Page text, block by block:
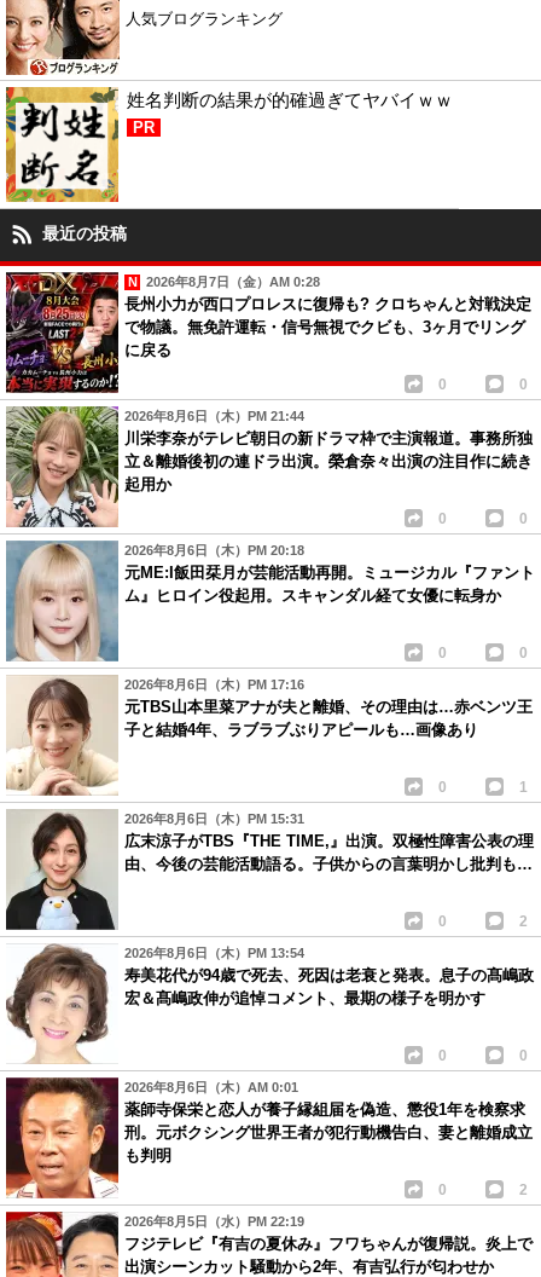
人気ブログランキング
姓名判断の結果が的確過ぎてヤバイｗｗ
PR
最近の投稿
2026年8月7日（金）AM 0:28
長州小力が西口プロレスに復帰も? クロちゃんと対戦決定
で物議。無免許運転・信号無視でクビも、3ヶ月でリング
に戻る
0 0
2026年8月6日（木）PM 21:44
川栄李奈がテレビ朝日の新ドラマ枠で主演報道。事務所独
立＆離婚後初の連ドラ出演。榮倉奈々出演の注目作に続き
起用か
0 0
2026年8月6日（木）PM 20:18
元ME:I飯田栞月が芸能活動再開。ミュージカル『ファント
ム』ヒロイン役起用。スキャンダル経て女優に転身か
0 0
2026年8月6日（木）PM 17:16
元TBS山本里菜アナが夫と離婚、その理由は…赤ベンツ王
子と結婚4年、ラブラブぶりアピールも…画像あり
0 1
2026年8月6日（木）PM 15:31
広末涼子がTBS『THE TIME,』出演。双極性障害公表の理
由、今後の芸能活動語る。子供からの言葉明かし批判も…
0 2
2026年8月6日（木）PM 13:54
寿美花代が94歳で死去、死因は老衰と発表。息子の髙嶋政
宏＆髙嶋政伸が追悼コメント、最期の様子を明かす
0 0
2026年8月6日（木）AM 0:01
薬師寺保栄と恋人が養子縁組届を偽造、懲役1年を検察求
刑。元ボクシング世界王者が犯行動機告白、妻と離婚成立
も判明
0 2
2026年8月5日（水）PM 22:19
フジテレビ『有吉の夏休み』フワちゃんが復帰説。炎上で
出演シーンカット騒動から2年、有吉弘行が匂わせか